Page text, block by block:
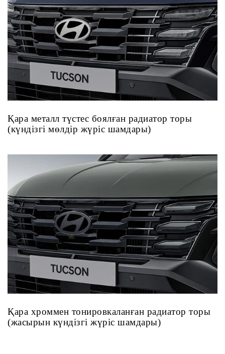
Қара металл түстес боялған радиатор торы
(күндізгі мөлдір жүріс шамдары)
Қара хроммен тонировкаланған радиатор торы
(жасырын күндізгі жүріс шамдары)